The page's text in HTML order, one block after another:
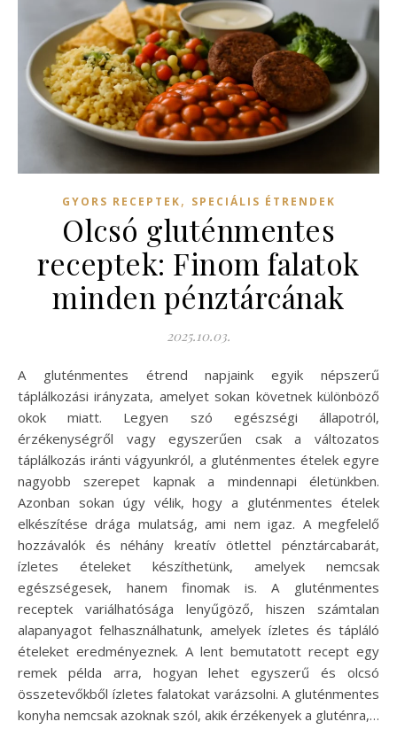
GYORS RECEPTEK, SPECIÁLIS ÉTRENDEK
Olcsó gluténmentes
receptek: Finom falatok
minden pénztárcának
2025.10.03.
A gluténmentes étrend napjaink egyik népszerű
táplálkozási irányzata, amelyet sokan követnek különböző
okok miatt. Legyen szó egészségi állapotról,
érzékenységről vagy egyszerűen csak a változatos
táplálkozás iránti vágyunkról, a gluténmentes ételek egyre
nagyobb szerepet kapnak a mindennapi életünkben.
Azonban sokan úgy vélik, hogy a gluténmentes ételek
elkészítése drága mulatság, ami nem igaz. A megfelelő
hozzávalók és néhány kreatív ötlettel pénztárcabarát,
ízletes ételeket készíthetünk, amelyek nemcsak
egészségesek, hanem finomak is. A gluténmentes
receptek variálhatósága lenyűgöző, hiszen számtalan
alapanyagot felhasználhatunk, amelyek ízletes és tápláló
ételeket eredményeznek. A lent bemutatott recept egy
remek példa arra, hogyan lehet egyszerű és olcsó
összetevőkből ízletes falatokat varázsolni. A gluténmentes
konyha nemcsak azoknak szól, akik érzékenyek a gluténra,…